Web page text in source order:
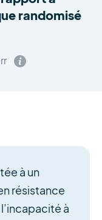
randomisé
à un
résistance
à